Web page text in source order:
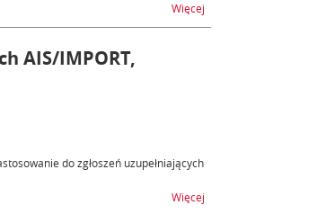
Więcej
AIS/IMPORT,
do zgłoszeń uzupełniających
Więcej